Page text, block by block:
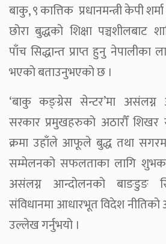
बाकु, ९ कात्तिक प्रधानमन्त्री केपी
छोरा बुद्धको शिक्षा पञ्चशीलबाट
पाँच सिद्धान्त प्राप्त हुनु नेपालीका
भएको बताउनुभएको छ ।
‘बाकु कङ्ग्रेस सेन्टर’मा असंलग्न
सरकार प्रमुखहरुको अठारौँ शिखर
क्रमा उहाँले आफूले बुद्ध तथा
सम्मेलनको सफलताका लागि
असंलग्न आन्दोलनको बाङडुङ
संविधानमा आधारभूत विदेश नीतिको
उल्लेख गर्नुभयो ।